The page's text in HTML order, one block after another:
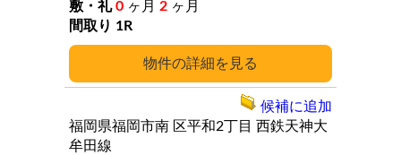
詳細
0 ヶ月 2 ヶ月
1R
福岡県福岡市南 区平和2丁目 西鉄天神大
牟田線
候補に追加